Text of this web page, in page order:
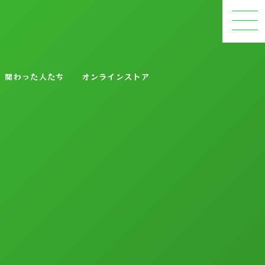
関わった人たち オンラインストア